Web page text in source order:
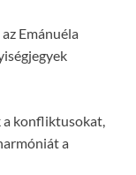
Emánuéla
a konfliktusokat,
a